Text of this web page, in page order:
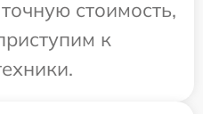
стоимость,
к